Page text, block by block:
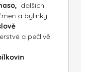
dalších
a bylinky
a pečlivě